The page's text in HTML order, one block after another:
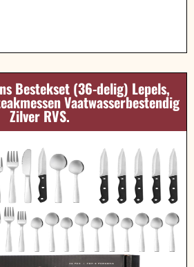
Bestekset (36-delig) Lepels,
Vaatwasserbestendig
Zilver RVS.